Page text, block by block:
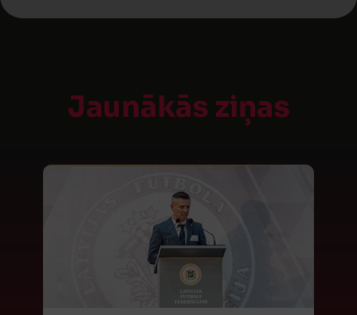
Jaunākās ziņas